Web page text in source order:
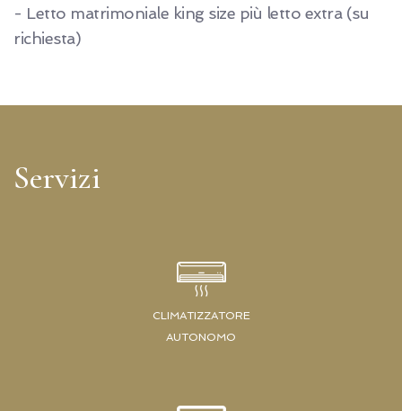
- Letto matrimoniale king size più letto extra (su
richiesta)
Servizi
CLIMATIZZATORE
AUTONOMO